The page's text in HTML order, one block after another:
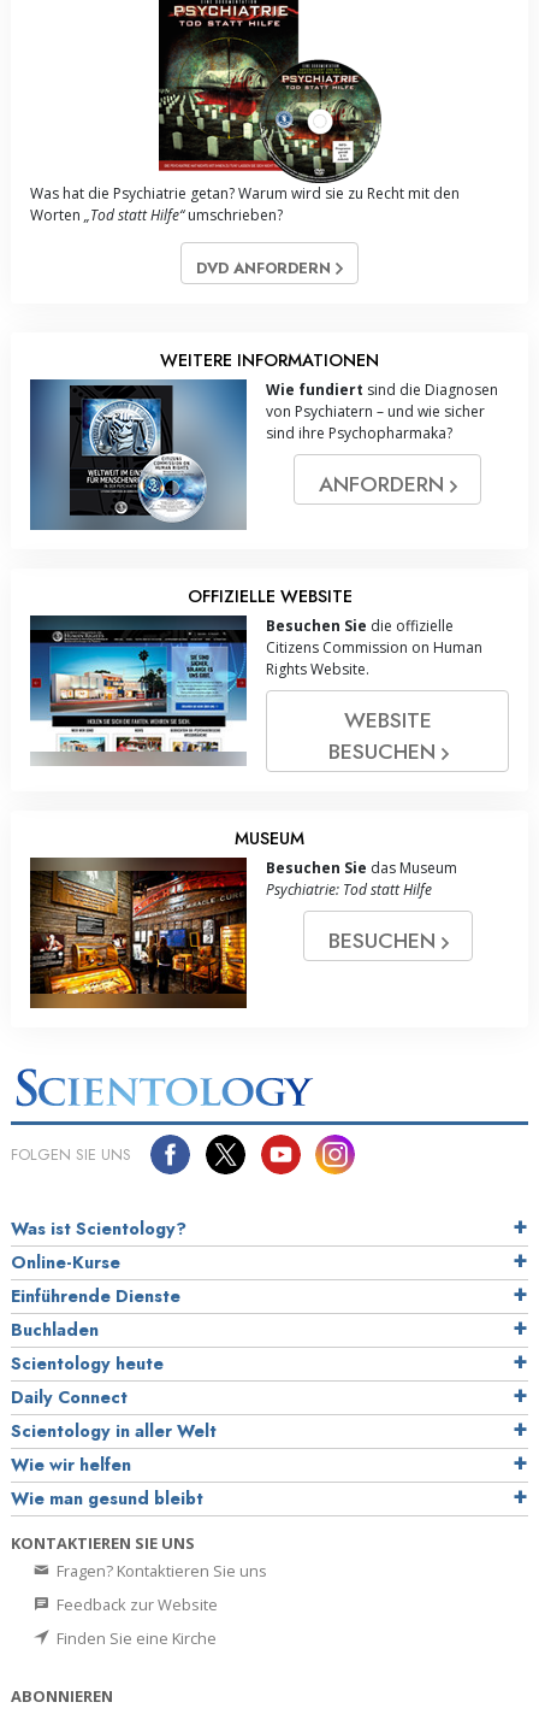
Was hat die Psychiatrie getan? Warum wird sie zu Recht mit den
Worten „Tod statt Hilfe“umschrieben?
DVD ANFORDERN
WEITERE INFORMATIONEN
Wie fundiert sind die Diagnosen
von Psychiatern – und wie sicher
sind ihre Psychopharmaka?
ANFORDERN
OFFIZIELLE WEBSITE
Besuchen Sie die offizielle
Citizens Commission on Human
Rights Website.
WEBSITE
BESUCHEN
MUSEUM
Besuchen Sie das Museum
Psychiatrie: Tod statt Hilfe
BESUCHEN
FOLGEN SIE UNS
Was ist Scientology?
Online-Kurse
Einführende Dienste
Buchladen
Scientology heute
Daily Connect
Scientology in aller Welt
Wie wir helfen
Wie man gesund bleibt
KONTAKTIEREN SIE UNS
Fragen? Kontaktieren Sie uns
Feedback zur Website
Finden Sie eine Kirche
ABONNIEREN